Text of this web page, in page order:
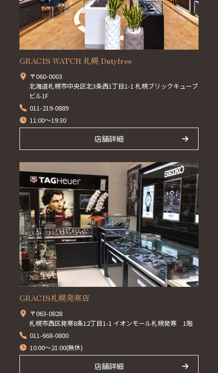
GRACIS WATCH 札幌 Dutyfree
〒060-0003
北海道札幌市中央区北3条西1丁目1-1 札幌ブリックキューブ
ビル1F
011-219-0889
11:00～19:30
店舗詳細
GRACIS札幌発寒店
〒063-0828
札幌市西区発寒8条12丁目1-1 イオンモール札幌発寒 1階
011-668-0800
10:00～21:00(無休)
店舗詳細